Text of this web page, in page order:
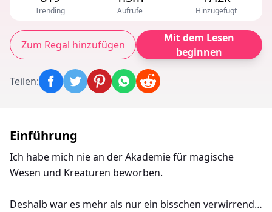
Trending Aufrufe Hinzugefügt
Zum Regal hinzufügen
Mit dem Lesen
beginnen
Teilen:
Einführung
Ich habe mich nie an der Akademie für magische
Wesen und Kreaturen beworben.
Deshalb war es mehr als nur ein bisschen verwirrend,